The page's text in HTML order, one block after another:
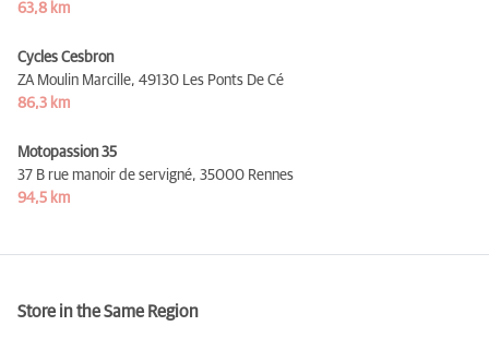
63,8 km
Cycles Cesbron
ZA Moulin Marcille, 49130 Les Ponts De Cé
86,3 km
Motopassion 35
37 B rue manoir de servigné, 35000 Rennes
94,5 km
Store in the Same Region